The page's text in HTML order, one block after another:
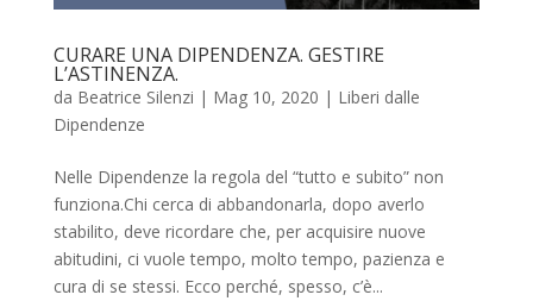
CURARE UNA DIPENDENZA. GESTIRE
L’ASTINENZA.
da Beatrice Silenzi | Mag 10, 2020 | Liberi dalle
Dipendenze
Nelle Dipendenze la regola del “tutto e subito” non
funziona.Chi cerca di abbandonarla, dopo averlo
stabilito, deve ricordare che, per acquisire nuove
abitudini, ci vuole tempo, molto tempo, pazienza e
cura di se stessi. Ecco perché, spesso, c’è...